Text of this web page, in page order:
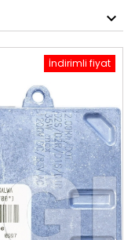
İndirimli fiyat